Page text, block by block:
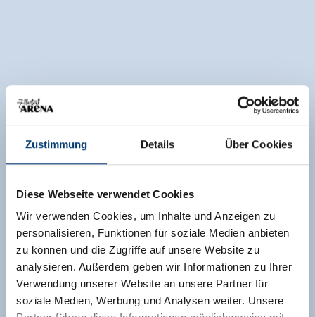
Zustimmung Details Über Cookies
Diese Webseite verwendet Cookies
Wir verwenden Cookies, um Inhalte und Anzeigen zu
personalisieren, Funktionen für soziale Medien anbieten
zu können und die Zugriffe auf unsere Website zu
analysieren. Außerdem geben wir Informationen zu Ihrer
Verwendung unserer Website an unsere Partner für
soziale Medien, Werbung und Analysen weiter. Unsere